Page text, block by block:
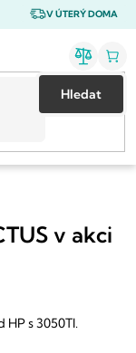
V ÚTERÝ DOMA
Hledat
v akci
s 3050TI.